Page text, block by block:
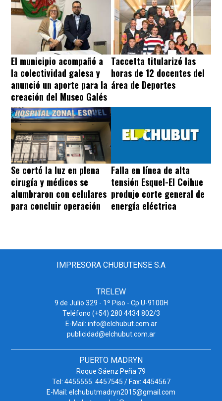
El municipio acompañó a
la colectividad galesa y
anunció un aporte para la
creación del Museo Galés
Taccetta titularizó las
horas de 12 docentes del
área de Deportes
Se cortó la luz en plena
cirugía y médicos se
alumbraron con celulares
para concluir operación
Falla en línea de alta
tensión Esquel-El Coihue
produjo corte general de
energía eléctrica
IMPRESORA CHUBUTENSE S.A
TRELEW
9 de Julio 329 - 1º Piso - Cp U-9100H
Teléfono (+54) 280 4434 802/3
E-Mail: info@elchubut.com.ar
publicidad@elchubut.com.ar
PUERTO MADRYN
Roque Sáenz Peña 79
Tel: 4455555. 4457545 / Fax: 4454567
E-Mail: elchubutmadryn2015@gmail.com